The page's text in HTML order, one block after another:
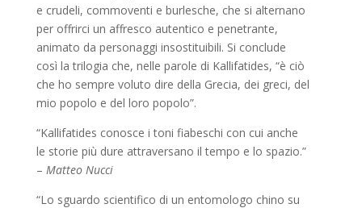
e crudeli, commoventi e burlesche, che si alternano
per offrirci un affresco autentico e penetrante,
animato da personaggi insostituibili. Si conclude
così la trilogia che, nelle parole di Kallifatides, “è ciò
che ho sempre voluto dire della Grecia, dei greci, del
mio popolo e del loro popolo”.
“Kallifatides conosce i toni fiabeschi con cui anche
le storie più dure attraversano il tempo e lo spazio.”
– Matteo Nucci
“Lo sguardo scientifico di un entomologo chino su